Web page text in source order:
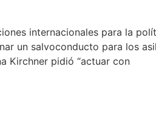
internacionales para la
un salvoconducto para los
Kirchner pidió “actuar con